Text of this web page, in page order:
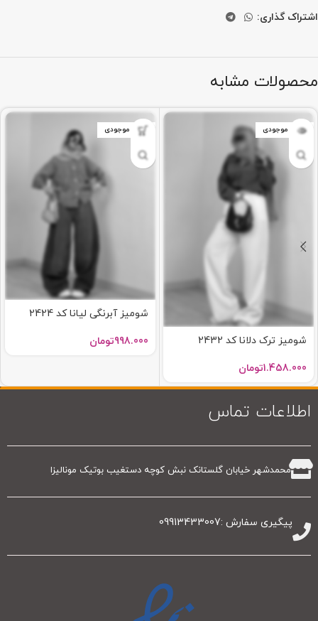
اشتراک گذاری:
محصولات مشابه
اتمام موجودی
شومیز ترک دلانا کد 2432
1.458.000تومان
اتمام موجودی
شومیز آبرنگی لیانا کد 2424
998.000تومان
اطلاعات تماس
محمدشهر خیابان گلستانک نبش کوچه دستغیب بوتیک مونالیزا
پیگیری سفارش :09913433007